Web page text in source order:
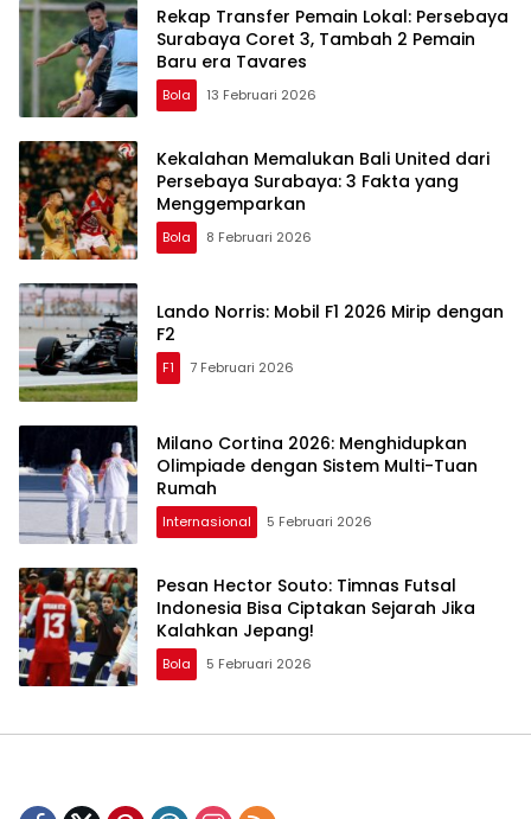
Rekap Transfer Pemain Lokal: Persebaya
Surabaya Coret 3, Tambah 2 Pemain
Baru era Tavares
Bola 13 Februari 2026
Kekalahan Memalukan Bali United dari
Persebaya Surabaya: 3 Fakta yang
Menggemparkan
Bola 8 Februari 2026
Lando Norris: Mobil F1 2026 Mirip dengan
F2
F1 7 Februari 2026
Milano Cortina 2026: Menghidupkan
Olimpiade dengan Sistem Multi-Tuan
Rumah
Internasional 5 Februari 2026
Pesan Hector Souto: Timnas Futsal
Indonesia Bisa Ciptakan Sejarah Jika
Kalahkan Jepang!
Bola 5 Februari 2026